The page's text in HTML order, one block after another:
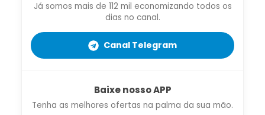
Já somos mais de 112 mil economizando todos os
dias no canal.
Canal Telegram
Baixe nosso APP
Tenha as melhores ofertas na palma da sua mão.